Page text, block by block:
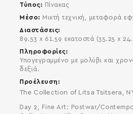
Τύπος
Πίνακας
Μέσο
Μικτή τεχνική, μεταφορά
Διαστάσεις
89.53 x 61.59 εκατοστά (35.25 x
Πληροφορίες
Υπογεγραμμένο με μολύβι και
δεξιά.
Προέλευση
The Collection of Litsa Tsitsera,
Day 2, Fine Art: Postwar/